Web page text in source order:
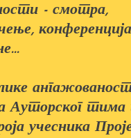
- смотра,
Ауторског тима
учесника